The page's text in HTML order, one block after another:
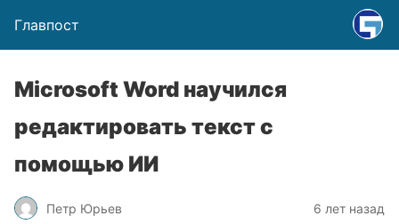
Главпост
Microsoft Word научился
редактировать текст с
помощью ИИ
Петр Юрьев 6 лет назад